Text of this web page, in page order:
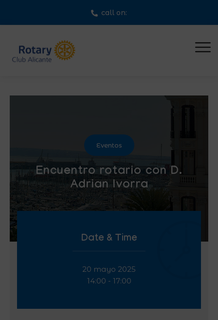
call on:
Eventos
Encuentro rotario con D.
Adrian Ivorra
Date & Time
20 mayo 2025
14:00 - 17:00